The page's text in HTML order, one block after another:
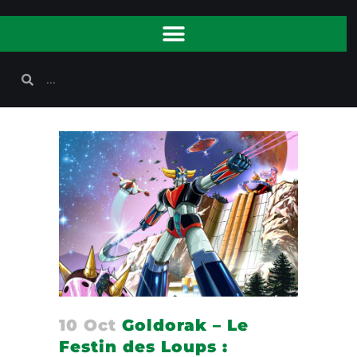
10 Oct Goldorak – Le
Festin des Loups :